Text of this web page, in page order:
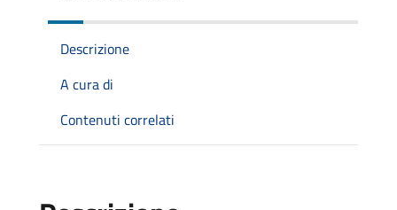
Descrizione
A cura di
Contenuti correlati